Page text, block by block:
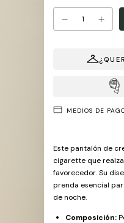
MEDIOS DE
Este pantalón de
cigarette que
favorecedor. Su
prenda esencial
de noche.
Composición: